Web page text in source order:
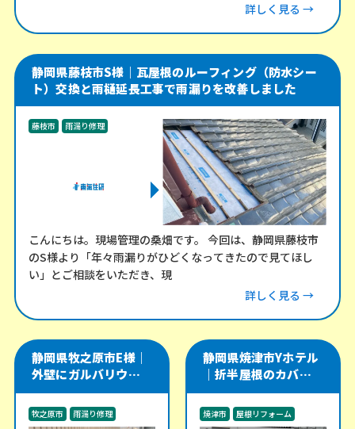
詳しく見る →
静岡県藤枝市S様｜瓦屋根のルーフィング（防水シー
ト）交換と雨樋延長工事で雨漏りを改善しました
藤枝市 雨漏り修理
こんにちは。現場管理の桑畑です。 今回は、静岡県藤枝市
のS様より「年々雨漏りがひどくなってきたので見てほし
い」とご相談をいただき、現
詳しく見る →
静岡県牧之原市E様｜
外壁にガルバリウム角
波を施工し、軒天・雨
樋・雨戸戸袋も改修
牧之原市
雨漏り修理
静岡県焼津市Yホテル
｜折半屋根のカバー工
法をやり直し、雨漏り
リスクを改善した施工
事例
焼津市
屋根リフォーム